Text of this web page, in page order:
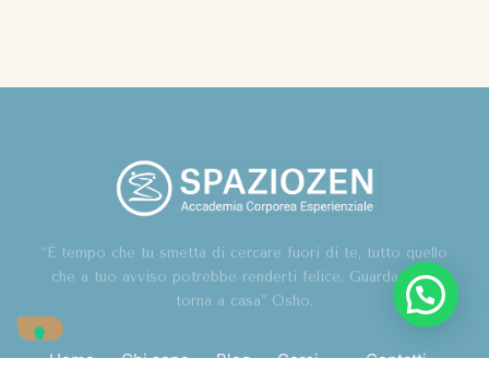
“È tempo che tu smetta di cercare fuori di te, tutto quello
che a tuo avviso potrebbe renderti felice. Guarda in te,
torna a casa” Osho.
Home Chi sono Blog Corsi Contatti